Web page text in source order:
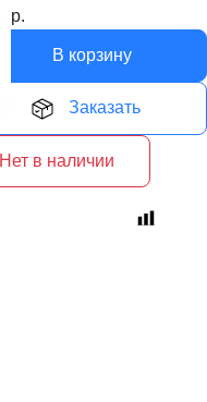
р.
В корзину
Заказать
Нет в наличии